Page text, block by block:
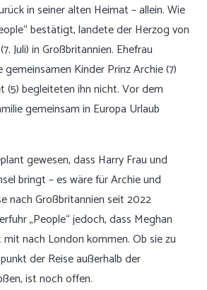
in seiner alten Heimat – allein. Wie
bestätigt, landete der Herzog von
Juli) in Großbritannien. Ehefrau
gemeinsamen Kinder Prinz Archie (7)
(5) begleiteten ihn nicht. Vor dem
gemeinsam in Europa Urlaub
gewesen, dass Harry Frau und
bringt – es wäre für Archie und
nach Großbritannien seit 2022
„People“ jedoch, dass Meghan
nach London kommen. Ob sie zu
der Reise außerhalb der
ist noch offen.